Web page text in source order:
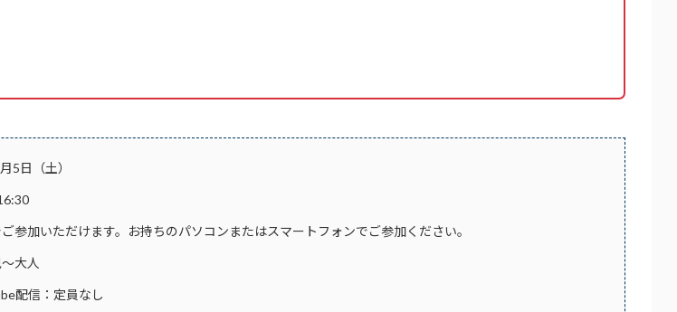
5日（土）
参加いただけます。お持ちのパソコンまたはスマートフォンでご参加ください。
大人
配信：定員なし